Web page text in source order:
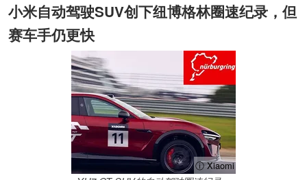
小米自动驾驶SUV创下纽博格林圈速纪录，但
赛车手仍更快
ⓘ Xiaomi